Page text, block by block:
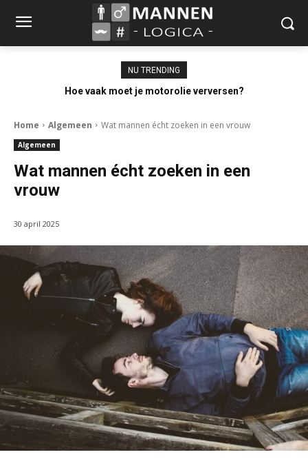
NU TRENDING
Hoe vaak moet je motorolie verversen?
Home Algemeen Wat mannen écht zoeken in een vrouw
Algemeen
Wat mannen écht zoeken in een
vrouw
30 april 2025